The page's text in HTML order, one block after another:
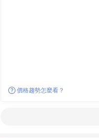
價格趨勢怎麼看？